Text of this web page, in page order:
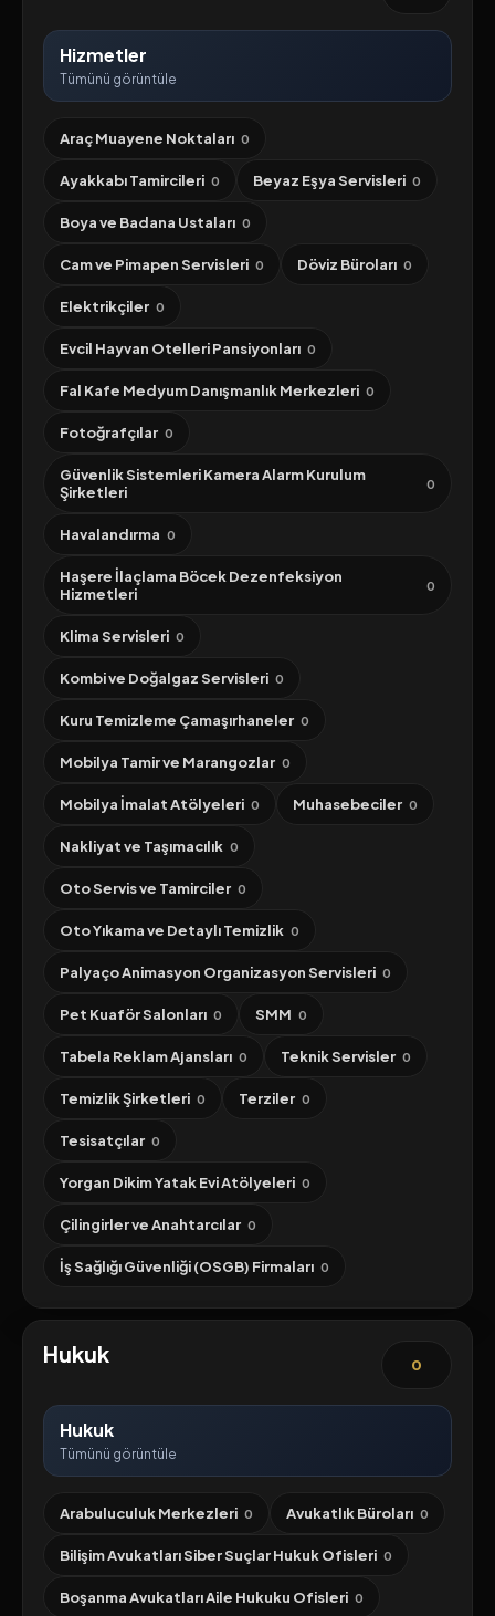
Hizmetler
Tümünü görüntüle
Araç Muayene Noktaları 0
Ayakkabı Tamircileri 0 Beyaz Eşya Servisleri 0
Boya ve Badana Ustaları 0
Cam ve Pimapen Servisleri 0 Döviz Büroları 0
Elektrikçiler 0
Evcil Hayvan Otelleri Pansiyonları 0
Fal Kafe Medyum Danışmanlık Merkezleri 0
Fotoğrafçılar 0
Güvenlik Sistemleri Kamera Alarm Kurulum
Şirketleri
0
Havalandırma 0
Haşere İlaçlama Böcek Dezenfeksiyon
Hizmetleri
0
Klima Servisleri 0
Kombi ve Doğalgaz Servisleri 0
Kuru Temizleme Çamaşırhaneler 0
Mobilya Tamir ve Marangozlar 0
Mobilya İmalat Atölyeleri 0 Muhasebeciler 0
Nakliyat ve Taşımacılık 0
Oto Servis ve Tamirciler 0
Oto Yıkama ve Detaylı Temizlik 0
Palyaço Animasyon Organizasyon Servisleri 0
Pet Kuaför Salonları 0 SMM 0
Tabela Reklam Ajansları 0 Teknik Servisler 0
Temizlik Şirketleri 0 Terziler 0
Tesisatçılar 0
Yorgan Dikim Yatak Evi Atölyeleri 0
Çilingirler ve Anahtarcılar 0
İş Sağlığı Güvenliği (OSGB) Firmaları 0
Hukuk 0
Hukuk
Tümünü görüntüle
Arabuluculuk Merkezleri 0 Avukatlık Büroları 0
Bilişim Avukatları Siber Suçlar Hukuk Ofisleri 0
Boşanma Avukatları Aile Hukuku Ofisleri 0